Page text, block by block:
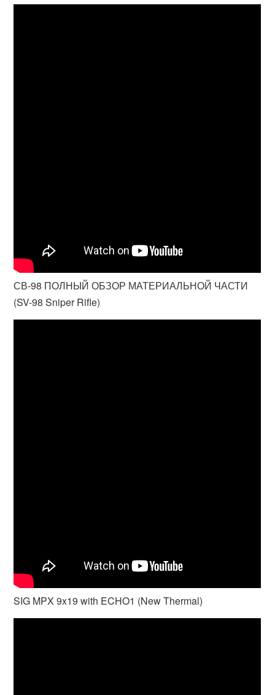
СВ-98 ПОЛНЫЙ ОБЗОР МАТЕРИАЛЬНОЙ ЧАСТИ
(SV-98 Sniper Rifle)
SIG MPX 9x19 with ECHO1 (New Thermal)